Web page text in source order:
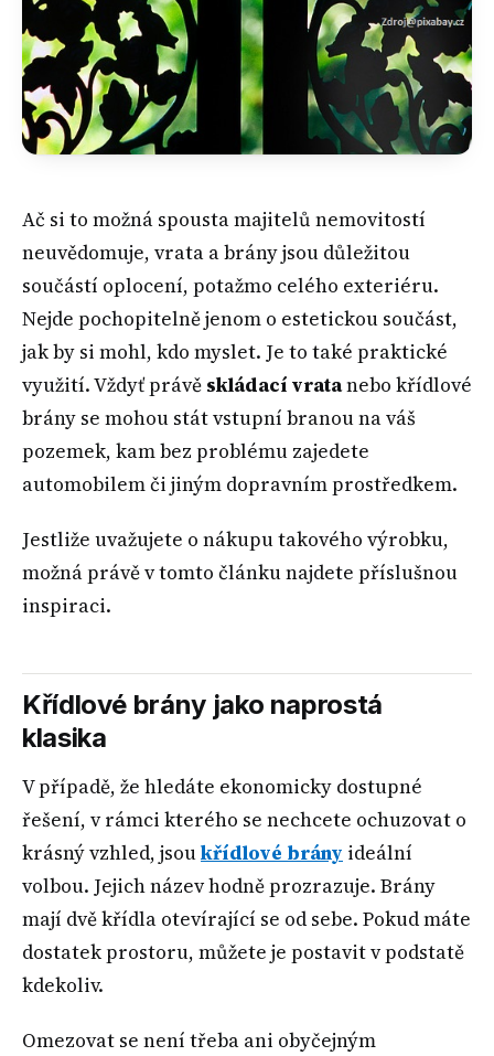
Ač si to možná spousta majitelů nemovitostí
neuvědomuje, vrata a brány jsou důležitou
součástí oplocení, potažmo celého exteriéru.
Nejde pochopitelně jenom o estetickou součást,
jak by si mohl, kdo myslet. Je to také praktické
využití. Vždyť právě skládací vratanebo křídlové
brány se mohou stát vstupní branou na váš
pozemek, kam bez problému zajedete
automobilem či jiným dopravním prostředkem.
Jestliže uvažujete o nákupu takového výrobku,
možná právě v tomto článku najdete příslušnou
inspiraci.
Křídlové brány jako naprostá
klasika
V případě, že hledáte ekonomicky dostupné
řešení, v rámci kterého se nechcete ochuzovat o
krásný vzhled, jsoukřídlové brány ideální
volbou. Jejich název hodně prozrazuje. Brány
mají dvě křídla otevírající se od sebe. Pokud máte
dostatek prostoru, můžete je postavit v podstatě
kdekoliv.
Omezovat se není třeba ani obyčejným